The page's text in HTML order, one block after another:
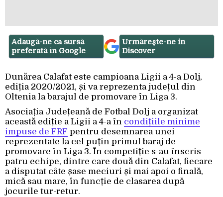
Adaugă-ne ca sursă
preferată în Google
Urmărește-ne in
Discover
Dunărea Calafat este campioana Ligii a 4-a Dolj,
ediția 2020/2021, și va reprezenta județul din
Oltenia la barajul de promovare în Liga 3.
Asociația Județeană de Fotbal Dolj a organizat
această ediție a Ligii a 4-a în condițiile minime
impuse de FRF pentru desemnarea unei
reprezentate la cel puțin primul baraj de
promovare în Liga 3. În competiție s-au înscris
patru echipe, dintre care două din Calafat, fiecare
a disputat câte șase meciuri și mai apoi o finală,
mică sau mare, în funcție de clasarea după
jocurile tur-retur.